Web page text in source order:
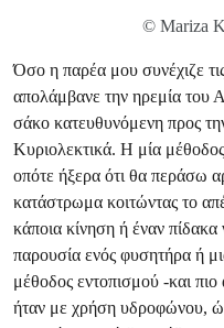
© Mariza
Όσο η παρέα μου συνέχιζε
απολάμβανε την ηρεμία του
σάκο κατευθυνόμενη προς
Κυριολεκτικά. Η μία
οπότε ήξερα ότι θα περάσω
κατάστρωμα κοιτώντας το
κάποια κίνηση ή έναν
παρουσία ενός φυσητήρα ή
μέθοδος εντοπισμού -και
ήταν με χρήση υδροφώνου,